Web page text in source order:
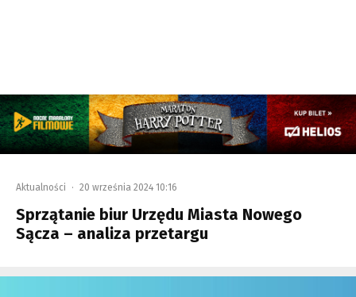
Aktualności · 20 września 2024 10:16
Sprzątanie biur Urzędu Miasta Nowego
Sącza – analiza przetargu